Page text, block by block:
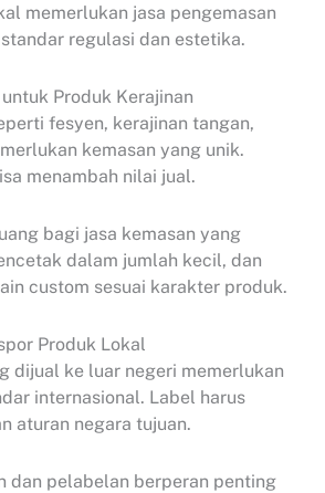
memerlukan jasa pengemasan
regulasi dan estetika.
Produk Kerajinan
fesyen, kerajinan tangan,
kemasan yang unik.
menambah nilai jual.
bagi jasa kemasan yang
dalam jumlah kecil, dan
custom sesuai karakter produk.
Produk Lokal
dijual ke luar negeri memerlukan
internasional. Label harus
aturan negara tujuan.
dan pelabelan berperan penting